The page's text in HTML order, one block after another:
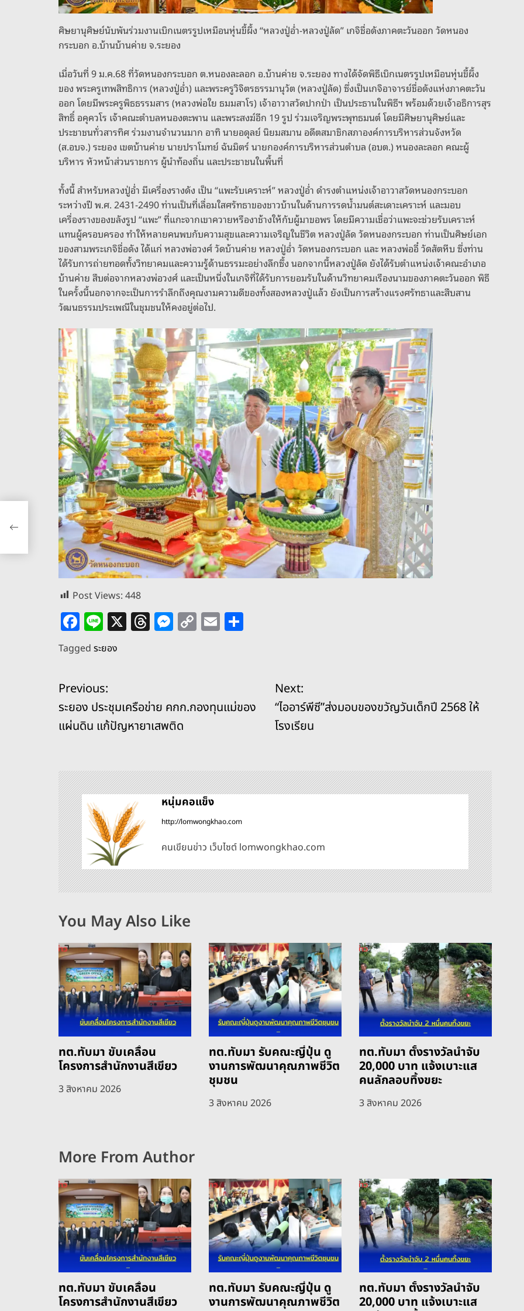
ศิษยานุศิษย์นับพันร่วมงานเบิกเนตรรูปเหมือนหุ่นขี้ผึ้ง “หลวงปู่อ่ำ-หลวงปู่ลัด” เกจิชื่อดังภาคตะวันออก วัดหนอง
กระบอก อ.บ้านบ้านค่าย จ.ระยอง
เมื่อวันที่ 9 ม.ค.68 ที่วัดหนองกระบอก ต.หนองละลอก อ.บ้านค่าย จ.ระยอง ทางได้จัดพิธีเบิกเนตรรูปเหมือนหุ่นขี้ผึ้ง
ของ พระครูเทพสิทธิการ (หลวงปู่อ่ำ) และพระครูวิจิตรธรรมานุวัต (หลวงปู่ลัด) ซึ่งเป็นเกจิอาจารย์ชื่อดังแห่งภาคตะวัน
ออก โดยมีพระครูพิธธรรมสาร (หลวงพ่อใย ธมมสาโร) เจ้าอาวาสวัดปากป่า เป็นประธานในพิธีฯ พร้อมด้วยเจ้าอธิการสุร
สิทธิ์ อคุควโร เจ้าคณะตำบลหนองตะพาน และพระสงฆ์อีก 19 รูป ร่วมเจริญพระพุทธมนต์ โดยมีศิษยานุศิษย์และ
ประชาชนทั่วสารทิศ ร่วมงานจำนวนมาก อาทิ นายอดุลย์ นิยมสมาน อดีตสมาชิกสภาองค์การบริหารส่วนจังหวัด
(ส.อบจ.) ระยอง เขตบ้านค่าย นายปราโมทย์ ฉันมิตร์ นายกองค์การบริหารส่วนตำบล (อบต.) หนองละลอก คณะผู้
บริหาร หัวหน้าส่วนราชการ ผู้นำท้องถิ่น และประชาชนในพื้นที่
ทั้งนี้ สำหรับหลวงปู่อ่ำ มีเครื่องรางดัง เป็น “แพะรับเคราะห์” หลวงปู่อ่ำ ดำรงตำแหน่งเจ้าอาวาสวัดหนองกระบอก
ระหว่างปี พ.ศ. 2431-2490 ท่านเป็นที่เลื่อมใสศรัทธาของชาวบ้านในด้านการรดน้ำมนต์สะเดาะเคราะห์ และมอบ
เครื่องรางของขลังรูป “แพะ” ที่แกะจากเขาควายหรืองาช้างให้กับผู้มาขอพร โดยมีความเชื่อว่าแพะจะช่วยรับเคราะห์
แทนผู้ครอบครอง ทำให้หลายคนพบกับความสุขและความเจริญในชีวิต หลวงปู่ลัด วัดหนองกระบอก ท่านเป็นศิษย์เอก
ของสามพระเกจิชื่อดัง ได้แก่ หลวงพ่อวงศ์ วัดบ้านค่าย หลวงปู่อ่ำ วัดหนองกระบอก และ หลวงพ่ออี๋ วัดสัตหีบ ซึ่งท่าน
ได้รับการถ่ายทอดทั้งวิทยาคมและความรู้ด้านธรรมะอย่างลึกซึ้ง นอกจากนี้หลวงปู่ลัด ยังได้รับตำแหน่งเจ้าคณะอำเภอ
บ้านค่าย สืบต่อจากหลวงพ่อวงศ์ และเป็นหนึ่งในเกจิที่ได้รับการยอมรับในด้านวิทยาคมเรืองนามของภาคตะวันออก พิธี
ในครั้งนี้นอกจากจะเป็นการรำลึกถึงคุณงามความดีของทั้งสองหลวงปู่แล้ว ยังเป็นการสร้างแรงศรัทธาและสืบสาน
วัฒนธรรมประเพณีในชุมชนให้คงอยู่ต่อไป.
Post Views:448
F
a
c
e
b
o
o
Li
n
e
X T
h
d
s
M
e
n
g
er
C
o
Li
n
E
m
Tagged ระยอง
แ
น
แ
น
ว
เ
รื่
อ
ง
Previous:
ระยอง ประชุมเครือข่าย คกก.กองทุนแม่ของ
แผ่นดิน แก้ปัญหายาเสพติด
Next:
“ไออาร์พีซี”ส่งมอบของขวัญวันเด็กปี 2568 ให้
โรงเรียน
หนุ่มคอแข็ง
http://lomwongkhao.com
คนเขียนข่าว เว็บไซต์ lomwongkhao.com
You May Also Like
ทต.ทับมา ขับเคลื่อน
โครงการสำนักงานสีเขียว
3 สิงหาคม 2026
ทต.ทับมา รับคณะญี่ปุ่น ดู
งานการพัฒนาคุณภาพชีวิต
ชุมชน
3 สิงหาคม 2026
ทต.ทับมา ตั้งรางวัลนำจับ
20,000 บาท แจ้งเบาะแส
คนลักลอบทิ้งขยะ
3 สิงหาคม 2026
More From Author
ทต.ทับมา ขับเคลื่อน
โครงการสำนักงานสีเขียว
ทต.ทับมา รับคณะญี่ปุ่น ดู
งานการพัฒนาคุณภาพชีวิต
ทต.ทับมา ตั้งรางวัลนำจับ
20,000 บาท แจ้งเบาะแส